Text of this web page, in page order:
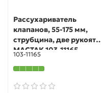
Рассухариватель
клапанов, 55-175 мм,
струбцина, две рукояти
МАСТАК 103-11165
103-11165